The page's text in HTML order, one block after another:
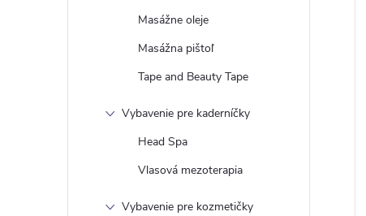
Masážne oleje
Masážna pištoľ
Tape and Beauty Tape
Vybavenie pre kaderníčky
Head Spa
Vlasová mezoterapia
Vybavenie pre kozmetičky